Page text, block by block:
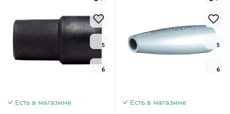
5
6
Есть в магазине
5
6
Есть в магазине